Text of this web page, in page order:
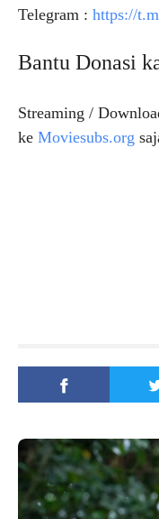
Telegram : https://
Bantu Donasi
Streaming /
ke Moviesubs.org